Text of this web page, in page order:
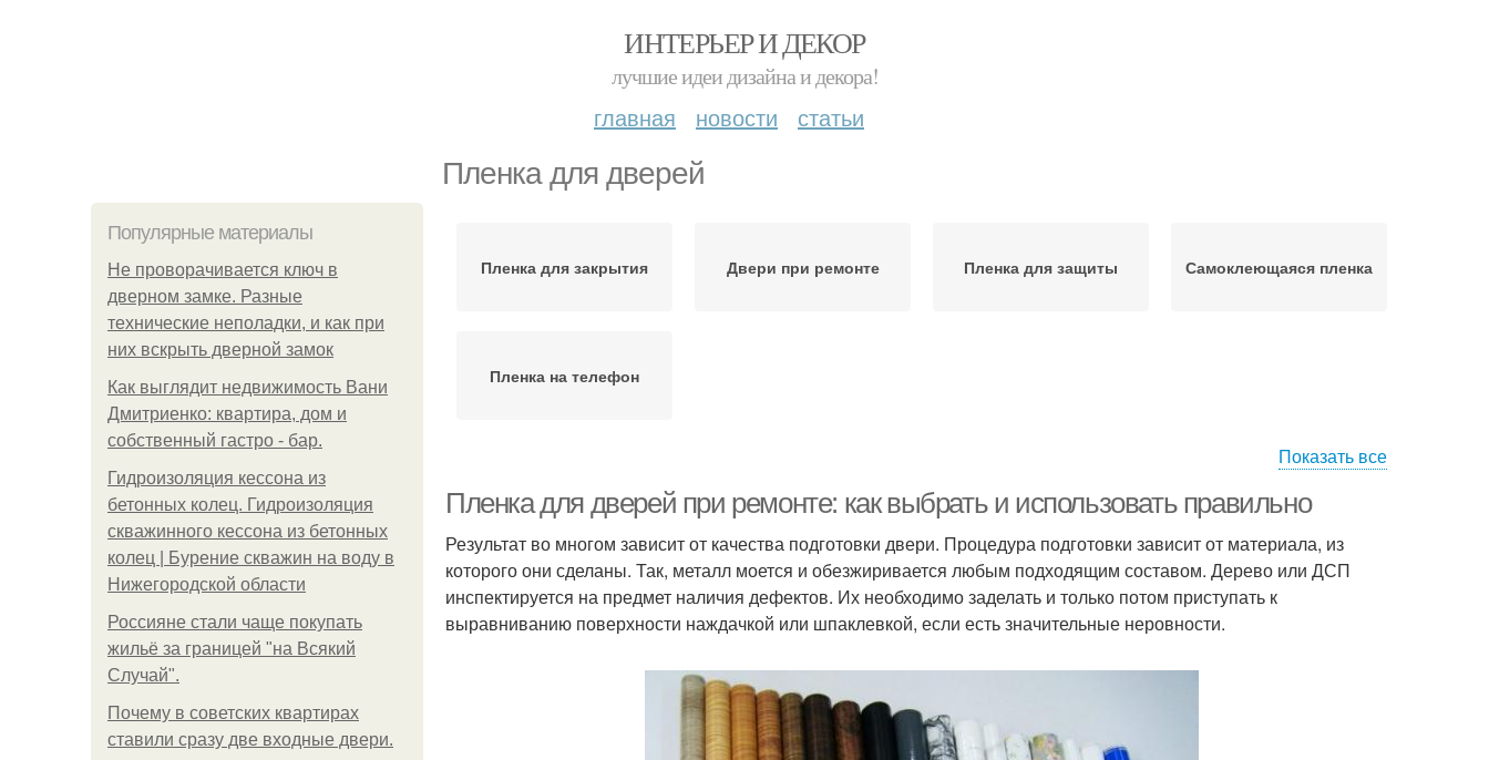
ИНТЕРЬЕР И ДЕКОР
лучшие идеи дизайна и декора!
главная новости статьи
Пленка для дверей
Популярные материалы
Не проворачивается ключ в
дверном замке. Разные
технические неполадки, и как при
них вскрыть дверной замок
Как выглядит недвижимость Вани
Дмитриенко: квартира, дом и
собственный гастро - бар.
Гидроизоляция кессона из
бетонных колец. Гидроизоляция
скважинного кессона из бетонных
колец | Бурение скважин на воду в
Нижегородской области
Россияне стали чаще покупать
жильё за границей "на Всякий
Случай".
Почему в советских квартирах
ставили сразу две входные двери.
Пленка для закрытия Двери при ремонте Пленка для защиты Самоклеющаяся пленка
Пленка на телефон
Показать все
Пленка для дверей при ремонте: как выбрать и использовать правильно
Результат во многом зависит от качества подготовки двери. Процедура подготовки зависит от материала, из
которого они сделаны. Так, металл моется и обезжиривается любым подходящим составом. Дерево или ДСП
инспектируется на предмет наличия дефектов. Их необходимо заделать и только потом приступать к
выравниванию поверхности наждачкой или шпаклевкой, если есть значительные неровности.